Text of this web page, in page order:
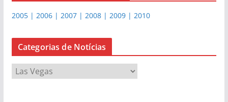
v
e
2005 | 2006 | 2007 | 2008 | 2009 | 2010
Categorias de Notícias